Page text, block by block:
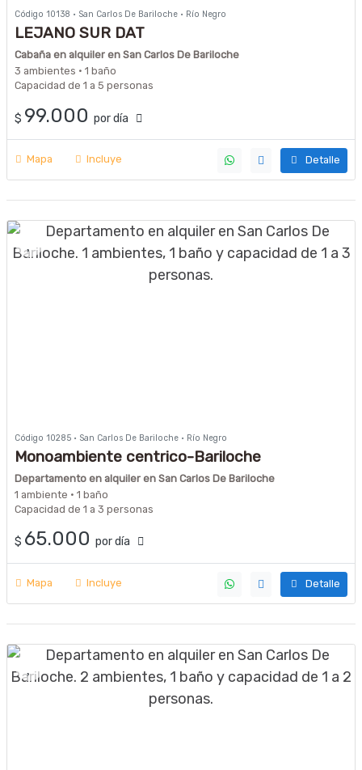
Código 10138 · San Carlos De Bariloche · Río Negro
LEJANO SUR DAT
Cabaña en alquiler en San Carlos De Bariloche
3 ambientes · 1 baño
Capacidad de 1 a 5 personas
$ 99.000 por día
Mapa Incluye Detalle
Código 10285 · San Carlos De Bariloche · Río Negro
Monoambiente centrico-Bariloche
Departamento en alquiler en San Carlos De Bariloche
1 ambiente · 1 baño
Capacidad de 1 a 3 personas
$ 65.000 por día
Mapa Incluye Detalle